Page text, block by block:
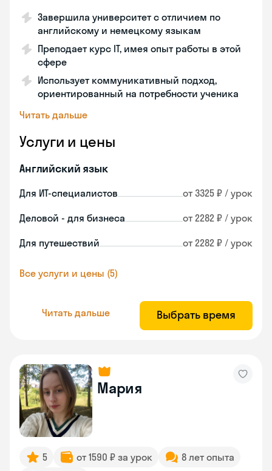
Завершила университет с отличием по
английскому и немецкому языкам
Преподает курс IT, имея опыт работы в этой
сфере
Использует коммуникативный подход,
ориентированный на потребности ученика
Читать дальше
Услуги и цены
Английский язык
Для ИТ-специалистов от 3325 ₽ / урок
Деловой - для бизнеса от 2282 ₽ / урок
Для путешествий от 2282 ₽ / урок
Все услуги и цены (5)
Читать дальше Выбрать время
Мария
5 от 1590 ₽ за урок
8 лет опыта